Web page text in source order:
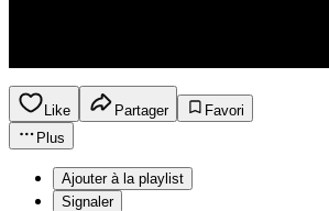
Like Partager
Favori
Plus
Ajouter à la playlist
Signaler